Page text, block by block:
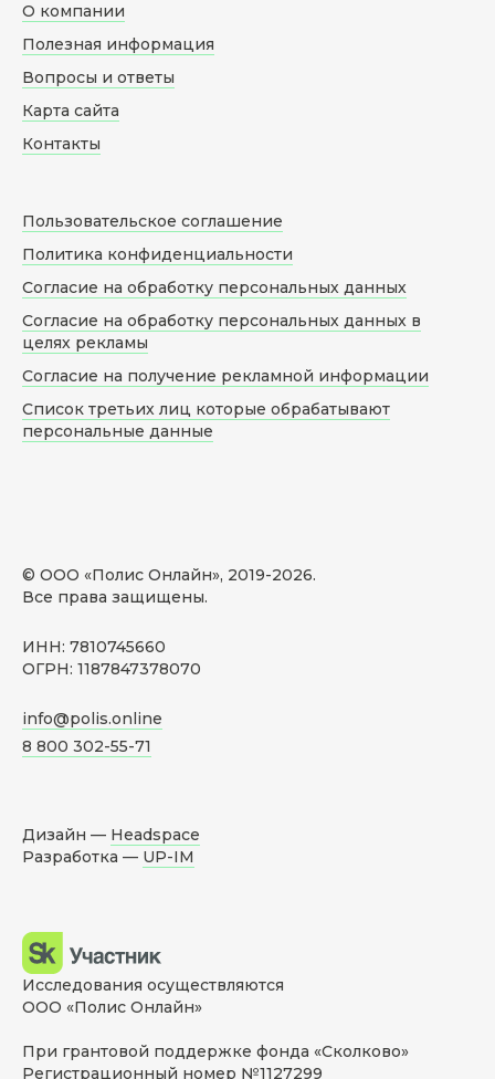
© ООО «Полис Онлайн», 2019-2026.
Все права защищены.
ИНН: 7810745660
ОГРН: 1187847378070
info@polis.online
8 800 302-55-71
О компании
Полезная информация
Вопросы и ответы
Карта сайта
Контакты
Пользовательское соглашение
Политика конфиденциальности
Согласие на обработку персональных данных
Согласие на обработку персональных данных в
целях рекламы
Согласие на получение рекламной информации
Список третьих лиц которые обрабатывают
персональные данные
Дизайн — Headspace
Разработка — UP-IM
Исследования осуществляются
ООО «Полис Онлайн»
При грантовой поддержке фонда «Сколково»
Регистрационный номер №1127299